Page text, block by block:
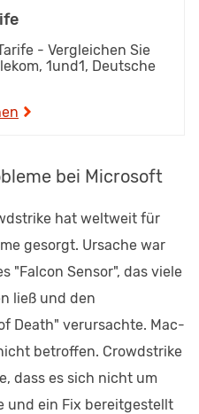
- Vergleichen Sie
1und1, Deutsche
bei Microsoft
hat weltweit für
gesorgt. Ursache war
"Falcon Sensor", das viele
ließ und den
Death" verursachte. Mac-
betroffen. Crowdstrike
dass es sich nicht um
und ein Fix bereitgestellt